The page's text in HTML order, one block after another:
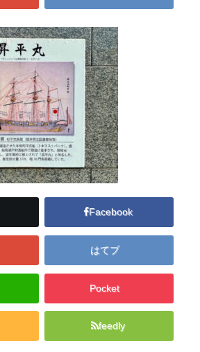
Facebook
はてブ
Pocket
feedly